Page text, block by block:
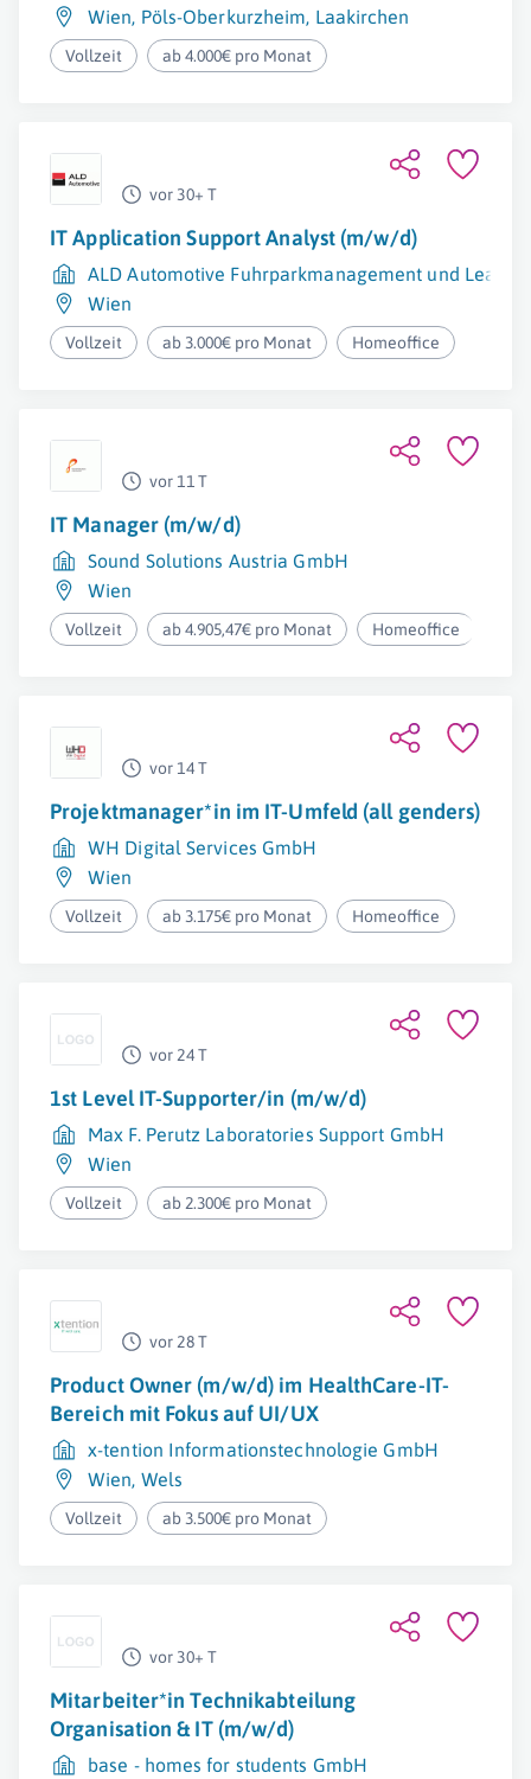
Wien, Pöls-Oberkurzheim, Laakirchen
Vollzeit ab 4.000€ pro Monat
vor 30+ T
IT Application Support Analyst (m/w/d)
ALD Automotive Fuhrparkmanagement und
Wien
Vollzeit ab 3.000€ pro Monat Homeoffice
vor 11 T
IT Manager (m/w/d)
Sound Solutions Austria GmbH
Wien
Vollzeit ab 4.905,47€ pro Monat Homeoffice
vor 14 T
Projektmanager*in im IT-Umfeld (all genders)
WH Digital Services GmbH
Wien
Vollzeit ab 3.175€ pro Monat Homeoffice
vor 24 T
1st Level IT-Supporter/in (m/w/d)
Max F. Perutz Laboratories Support GmbH
Wien
Vollzeit ab 2.300€ pro Monat
vor 28 T
Product Owner (m/w/d) im HealthCare-IT-
Bereich mit Fokus auf UI/UX
x-tention Informationstechnologie GmbH
Wien, Wels
Vollzeit ab 3.500€ pro Monat
vor 30+ T
Mitarbeiter*in Technikabteilung
Organisation & IT (m/w/d)
base - homes for students GmbH